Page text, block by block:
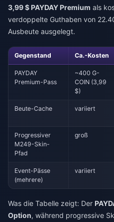
3,99 $ PAYDAY Premium als
verdoppelte Guthaben von
Ausbeute ausgelegt.
Gegenstand Ca.-Kosten
PAYDAY
Premium-Pass
~400 G-
COIN (3,99
$)
Beute-Cache variiert
Progressiver
M249-Skin-
Pfad
groß
Event-Pässe
(mehrere)
variiert
Was die Tabelle zeigt: Der
Option, während progressive